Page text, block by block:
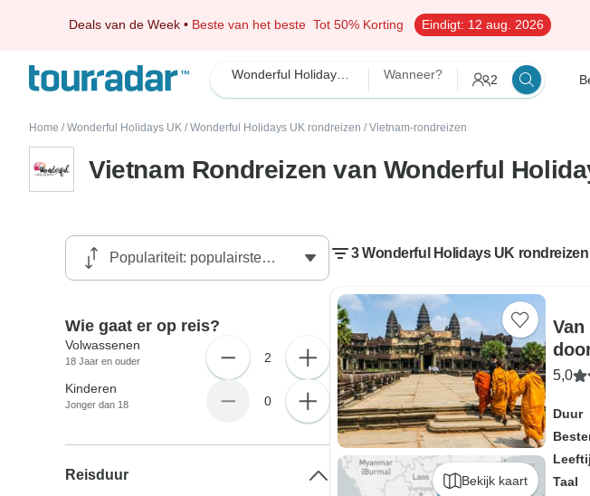
Deals van de Week • Beste van het beste Tot 50% Korting Eindigt: 12 aug. 2026
Wonderful Holidays UK Wanneer? 2
Home / Wonderful Holidays UK / Wonderful Holidays UK rondreizen / Vietnam-rondreizen
Vietnam Rondreizen van Wonderful
3 Wonderful Holidays UK
Bekijk kaart
5,0
Duur
Taal
Wie gaat er op reis?
Volwassenen
18 Jaar en ouder 2
Kinderen
Jonger dan 18 0
Reisduur